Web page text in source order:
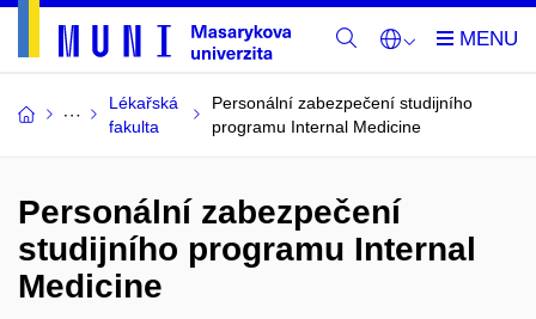
Lékařská
fakulta
Personální zabezpečení studijního
programu Internal Medicine
Personální zabezpečení
studijního programu Internal
Medicine